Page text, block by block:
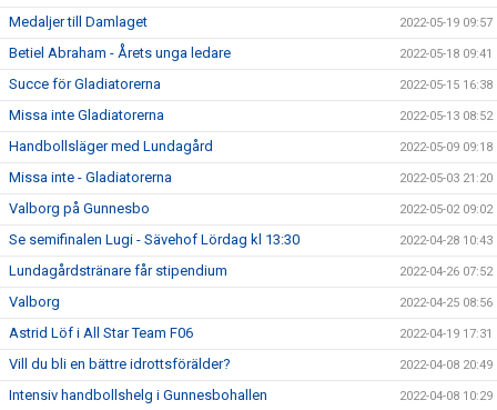
Medaljer till Damlaget 2022-05-19 09:57
Betiel Abraham - Årets unga ledare 2022-05-18 09:41
Succe för Gladiatorerna 2022-05-15 16:38
Missa inte Gladiatorerna 2022-05-13 08:52
Handbollsläger med Lundagård 2022-05-09 09:18
Missa inte - Gladiatorerna 2022-05-03 21:20
Valborg på Gunnesbo 2022-05-02 09:02
Se semifinalen Lugi - Sävehof Lördag kl 13:30 2022-04-28 10:43
Lundagårdstränare får stipendium 2022-04-26 07:52
Valborg 2022-04-25 08:56
Astrid Löf i All Star Team F06 2022-04-19 17:31
Vill du bli en bättre idrottsförälder? 2022-04-08 20:49
Intensiv handbollshelg i Gunnesbohallen 2022-04-08 10:29